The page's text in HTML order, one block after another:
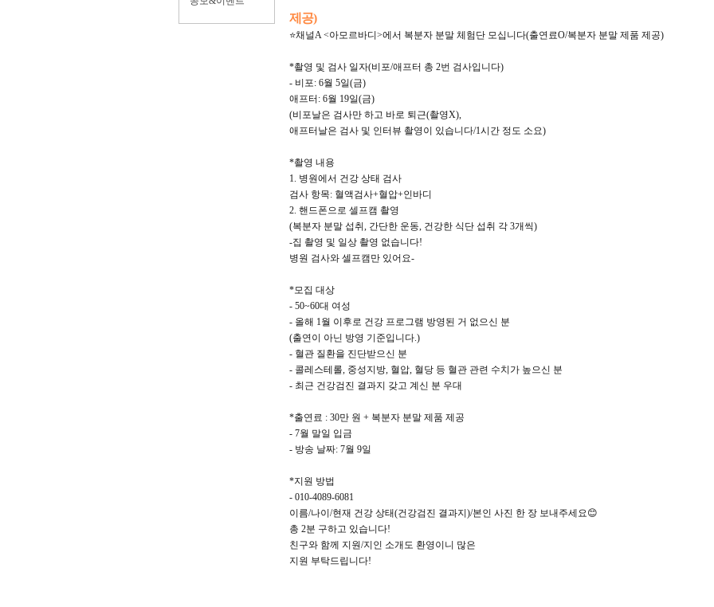
제공)
⭐채널A <아모르바디>에서 복분자 분말 체험단 모십니다(출연료O/복분자 분말 제품 제공)
*촬영 및 검사 일자(비포/애프터 총 2번 검사입니다)
- 비포: 6월 5일(금)
애프터: 6월 19일(금)
(비포날은 검사만 하고 바로 퇴근(촬영X),
애프터날은 검사 및 인터뷰 촬영이 있습니다/1시간 정도 소요)
*촬영 내용
1. 병원에서 건강 상태 검사
검사 항목: 혈액검사+혈압+인바디
2. 핸드폰으로 셀프캠 촬영
(복분자 분말 섭취, 간단한 운동, 건강한 식단 섭취 각 3개씩)
-집 촬영 및 일상 촬영 없습니다!
병원 검사와 셀프캠만 있어요-
*모집 대상
- 50~60대 여성
- 올해 1월 이후로 건강 프로그램 방영된 거 없으신 분
(출연이 아닌 방영 기준입니다.)
- 혈관 질환을 진단받으신 분
- 콜레스테롤, 중성지방, 혈압, 혈당 등 혈관 관련 수치가 높으신 분
- 최근 건강검진 결과지 갖고 계신 분 우대
*출연료 : 30만 원 + 복분자 분말 제품 제공
- 7월 말일 입금
- 방송 날짜: 7월 9일
*지원 방법
- 010-4089-6081
이름/나이/현재 건강 상태(건강검진 결과지)/본인 사진 한 장 보내주세요😊
총 2분 구하고 있습니다!
친구와 함께 지원/지인 소개도 환영이니 많은
지원 부탁드립니다!